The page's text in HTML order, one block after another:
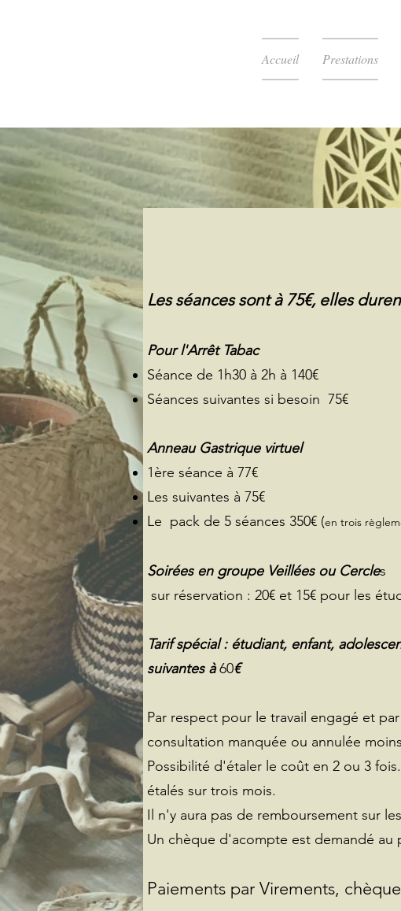
Accueil Prestations
Les séances sont à 75€, elles
Pour l'Arrêt Tabac
Séance de 1h30 à 2h à 140€
Séances suivantes si besoin 75€
Anneau Gastrique virtuel
1ère séance à 77€
Les suivantes à 75€
Le pack de 5 séances 350€ (en trois
Soirées en groupe Veillées ou Cercles
sur réservation : 20€ et 15€ pour les
Tarif spécial : étudiant, enfant,
suivantes à60€
Par respect pour le travail engagé et
consultation manquée ou annulée
Possibilité d'étaler le coût en 2 ou 3
étalés sur trois mois.
Il n'y aura pas de remboursement sur
Un chèque d'acompte est demandé au
Paiements par Virements,